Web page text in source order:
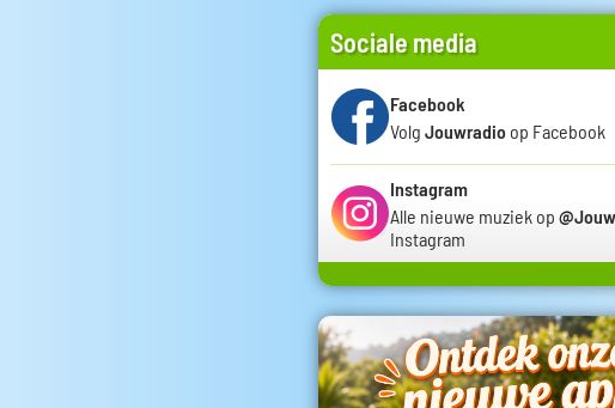
Sociale media
Facebook
Volg Jouwradio op Facebook
Instagram
Alle nieuwe muziek op
Instagram